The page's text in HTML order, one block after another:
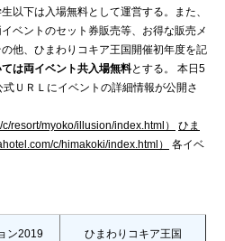
以下は入場無料として運営する。また、
ベントのセット券販売等、お得な販売メ
他、ひまわりコキア王国開催初年度を記
は両イベント共入場無料とする。 本日5
ＵＲＬにイベントの詳細情報が公開さ
resort/myoko/illusion/index.html）
ひま
c/himakoki/index.html）
各イベ
ン2019 ひまわりコキア王国